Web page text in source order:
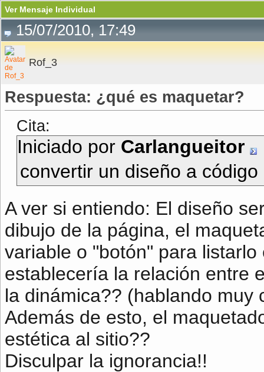
Ver Mensaje Individual
15/07/2010, 17:49
Rof_3
Respuesta: ¿qué es maquetar?
Cita:
Iniciado por Carlangueitor
convertir un diseño a código
A ver si entiendo: El diseño
dibujo de la página, el
variable o "botón" para
establecería la relación entre
la dinámica?? (hablando muy
Además de esto, el
estética al sitio??
Disculpar la ignorancia!!